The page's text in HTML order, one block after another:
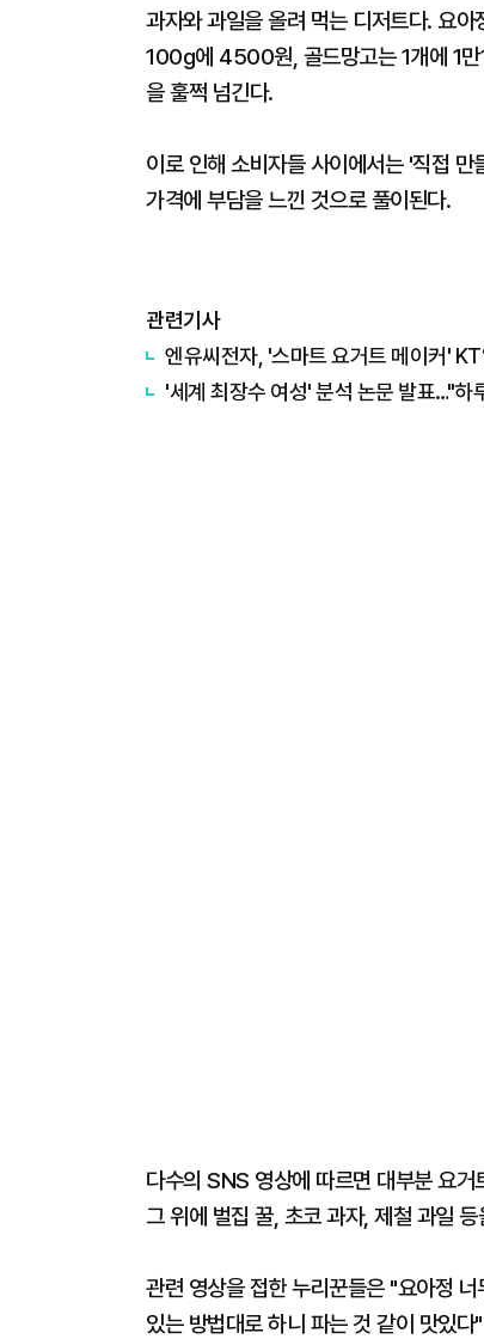
과자와 과일을 올려 먹는 디저트다. 요
100g에 4500원, 골드망고는 1개에 1
을 훌쩍 넘긴다.
이로 인해 소비자들 사이에서는 '직접
가격에 부담을 느낀 것으로 풀이된다.
관련기사
엔유씨전자, '스마트 요거트 메이커'
'세계 최장수 여성' 분석 논문 발표…"하
다수의 SNS 영상에 따르면 대부분 요
그 위에 벌집 꿀, 초코 과자, 제철 과일
관련 영상을 접한 누리꾼들은 "요아정
있는 방법대로 하니 파는 것 같이 맛있